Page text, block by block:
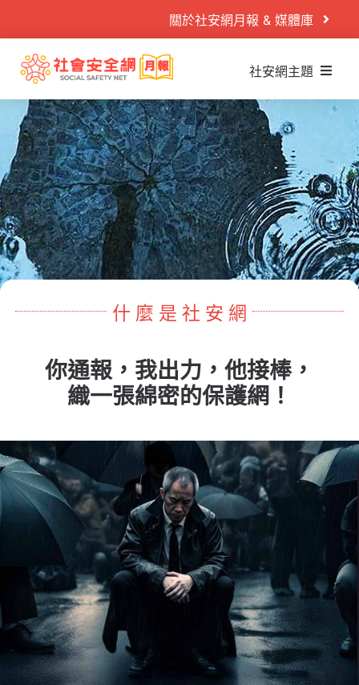
content
關於社安網月報 & 媒體庫
什麼是社安網
社安網運作
社安閱讀室
社安播映室
秒懂懶人包
PODCAST
活動專區
社安網主題
Search
for:
首頁
案例故事
目睹兒少
兒少性剝削
老人憂鬱
高照顧負荷
性影像
社福中心與脆弱家庭
實(食)物銀行
什 麼 是 社 安 網
你通報，我出力，他接棒，
織一張綿密的保護網！